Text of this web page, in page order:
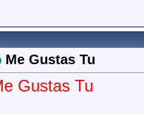
Me Gustas Tu
Gustas Tu